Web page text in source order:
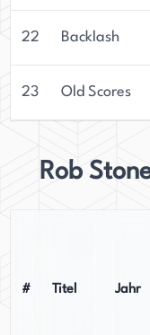
22 Backlash
23 Old Scores
Rob
# Titel Jahr